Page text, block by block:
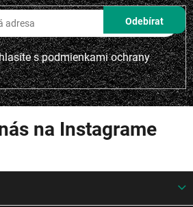
spodmienkami ochrany
na Instagrame